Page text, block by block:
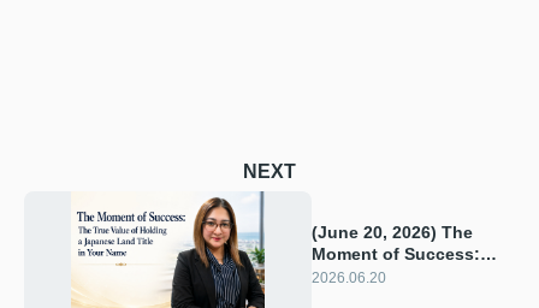
NEXT
(June 20, 2026) The
Moment of Success:
The True Value of
2026.06.20